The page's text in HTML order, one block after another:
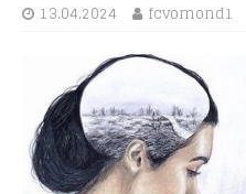
13.04.2024 fcvomond1